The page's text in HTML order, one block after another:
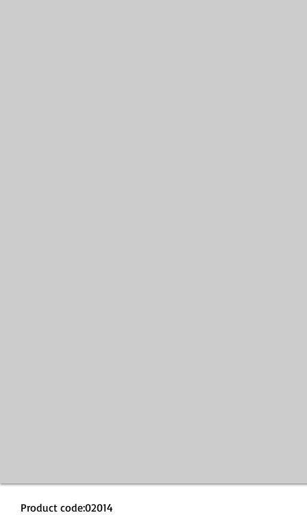
Product code:02014